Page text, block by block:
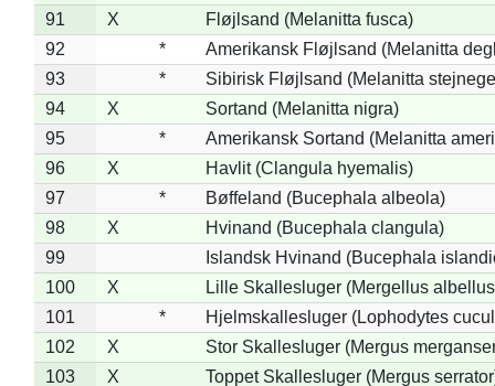
91
X
Fløjlsand (Melanitta fusca)
92
*
Amerikansk Fløjlsand (Melanitta
93
*
Sibirisk Fløjlsand (Melanitta
94
X
Sortand (Melanitta nigra)
95
*
Amerikansk Sortand (Melanitta
96
X
Havlit (Clangula hyemalis)
97
*
Bøffeland (Bucephala albeola)
98
X
Hvinand (Bucephala clangula)
99
Islandsk Hvinand (Bucephala
100
X
Lille Skallesluger (Mergellus
101
*
Hjelmskallesluger (Lophodytes
102
X
Stor Skallesluger (Mergus
103
X Toppet Skallesluger (Mergus